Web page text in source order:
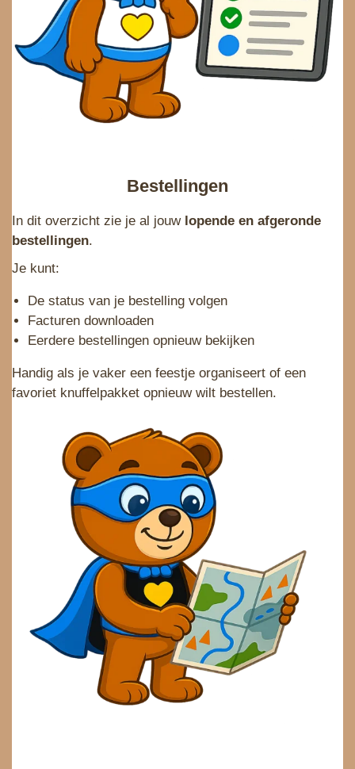
Bestellingen
In dit overzicht zie je al jouw lopende en afgeronde
bestellingen.
Je kunt:
De status van je bestelling volgen
Facturen downloaden
Eerdere bestellingen opnieuw bekijken
Handig als je vaker een feestje organiseert of een
favoriet knuffelpakket opnieuw wilt bestellen.